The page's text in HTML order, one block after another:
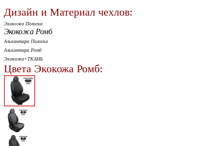
Дизайн и Материал чехлов:
Экокожа Полоска
Экокожа Ромб
Алькантара Полоска
Алькантара Ромб
Экокожа+ТКАНЬ
Цвета Экокожа Ромб: